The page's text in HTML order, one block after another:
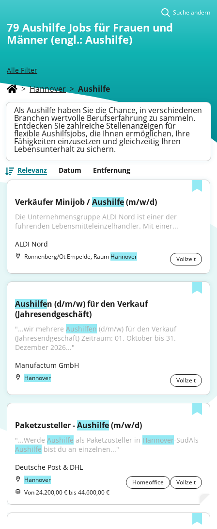
Alle Filter
Suche ändern
79 Aushilfe Jobs für Frauen und
Männer (engl.: Aushilfe)
> Hannover > Aushilfe
Als Aushilfe haben Sie die Chance, in verschiedenen
Branchen wertvolle Berufserfahrung zu sammeln.
Entdecken Sie zahlreiche Stellenanzeigen für
flexible Aushilfsjobs, die Ihnen ermöglichen, Ihre
Fähigkeiten einzusetzen und gleichzeitig Ihren
Lebensunterhalt zu sichern.
Relevanz Datum Entfernung
Verkäufer Minijob / Aushilfe (m/w/d)
Die Unternehmensgruppe ALDI Nord ist einer der
führenden Lebensmitteleinzelhändler. Mit einer...
ALDI Nord
Ronnenberg/Ot Empelde, Raum Hannover Vollzeit
Aushilfen (d/m/w) für den Verkauf
(Jahresendgeschäft)
"...wir mehrere Aushilfen (d/m/w) für den Verkauf
(Jahresendgeschäft) Zeitraum: 01. Oktober bis 31.
Dezember 2026..."
Manufactum GmbH
Hannover Vollzeit
Paketzusteller - Aushilfe (m/w/d)
"...Werde Aushilfe als Paketzusteller in Hannover
Aushilfe bist du an einzelnen..."
Deutsche Post & DHL
Hannover Homeoffice
Vollzeit
Von 24.200,00 € bis 44.600,00 €